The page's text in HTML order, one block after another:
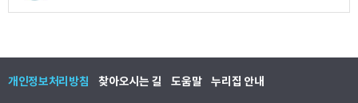
개인정보처리방침 찾아오시는 길 도움말 누리집 안내